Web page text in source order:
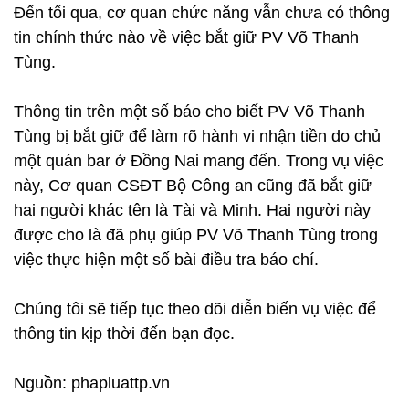
Đến tối qua, cơ quan chức năng vẫn chưa có thông
tin chính thức nào về việc bắt giữ PV Võ Thanh
Tùng.
Thông tin trên một số báo cho biết PV Võ Thanh
Tùng bị bắt giữ để làm rõ hành vi nhận tiền do chủ
một quán bar ở Đồng Nai mang đến. Trong vụ việc
này, Cơ quan CSĐT Bộ Công an cũng đã bắt giữ
hai người khác tên là Tài và Minh. Hai người này
được cho là đã phụ giúp PV Võ Thanh Tùng trong
việc thực hiện một số bài điều tra báo chí.
Chúng tôi sẽ tiếp tục theo dõi diễn biến vụ việc để
thông tin kịp thời đến bạn đọc.
Nguồn: phapluattp.vn